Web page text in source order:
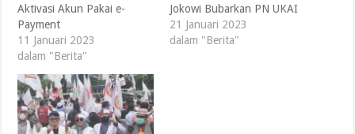
Aktivasi Akun Pakai e-
Payment
11 Januari 2023
dalam "Berita"
Jokowi Bubarkan PN UKAI
21 Januari 2023
dalam "Berita"